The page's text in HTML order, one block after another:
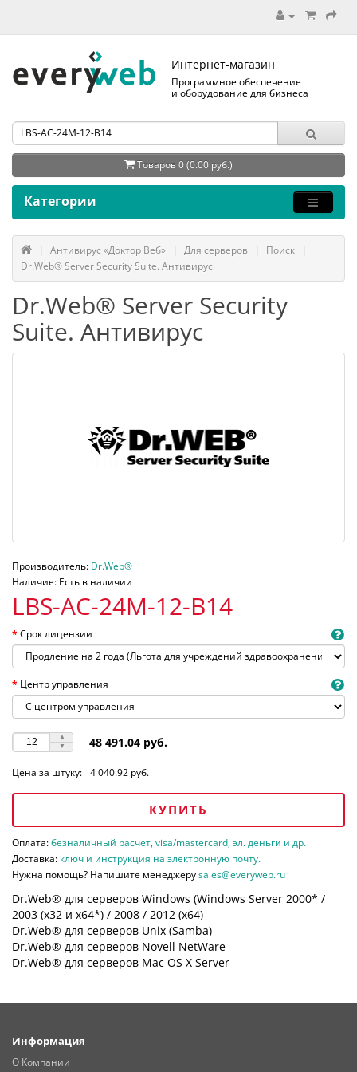
Интернет-магазин
Программное обеспечение
и оборудование для бизнеса
Товаров 0 (0.00 руб.)
Категории
Антивирус «Доктор Веб» Для серверов
Поиск
Dr.Web® Server Security Suite. Антивирус
Dr.Web® Server Security
Suite. Антивирус
Производитель: Dr.Web®
Наличие: Есть в наличии
LBS-AC-24M-12-B14
Срок лицензии
Центр управления
48 491.04 руб.
Цена за штуку: 4 040.92 руб.
КУПИТЬ
Оплата:безналичный расчет, visa/mastercard, эл. деньги и др.
Доставка: ключ и инструкция на электронную почту.
Нужна помощь? Напишите менеджеруsales@everyweb.ru
Dr.Web® для серверов Windows (Windows Server 2000* /
2003 (х32 и х64*) / 2008 / 2012 (х64)
Dr.Web® для серверов Unix (Samba)
Dr.Web® для серверов Novell NetWare
Dr.Web® для серверов Mac OS X Server
Информация
О Компании